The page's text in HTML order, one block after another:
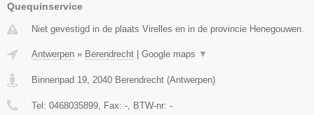
Quequinservice
Niet gevestigd in de plaats Virelles en in de provincie Henegouwen.
Antwerpen » Berendrecht Google maps ▼
Binnenpad 19, 2040 Berendrecht (Antwerpen)
Tel: 0468035899, Fax: -, BTW-nr: -